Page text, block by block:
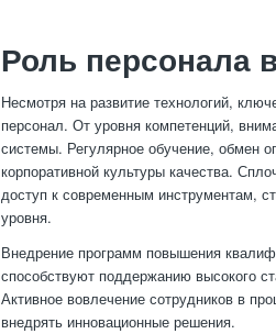
Роль персонала
Несмотря на развитие технологий,
персонал. От уровня компетенций,
системы. Регулярное обучение, обмен
корпоративной культуры качества.
доступ к современным инструментам,
уровня.
Внедрение программ повышения
способствуют поддержанию высокого
Активное вовлечение сотрудников в
внедрять инновационные решения.